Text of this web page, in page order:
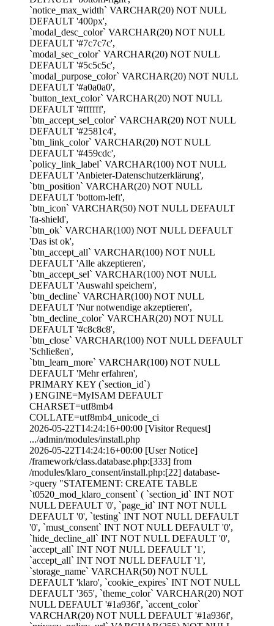
`notice_max_width` VARCHAR(20) NOT NULL
DEFAULT '400px',
`modal_desc_color` VARCHAR(20) NOT NULL
DEFAULT '#7c7c7c',
`modal_sec_color` VARCHAR(20) NOT NULL
DEFAULT '#5c5c5c',
`modal_purpose_color` VARCHAR(20) NOT NULL
DEFAULT '#a0a0a0',
`button_text_color` VARCHAR(20) NOT NULL
DEFAULT '#ffffff',
`btn_accept_sel_color` VARCHAR(20) NOT NULL
DEFAULT '#2581c4',
`btn_link_color` VARCHAR(20) NOT NULL
DEFAULT '#459cdc',
`policy_link_label` VARCHAR(100) NOT NULL
DEFAULT 'Anbieter-Datenschutzerklärung',
`btn_position` VARCHAR(20) NOT NULL
DEFAULT 'bottom-left',
`btn_icon` VARCHAR(50) NOT NULL DEFAULT
'fa-shield',
`btn_ok` VARCHAR(100) NOT NULL DEFAULT
'Das ist ok',
`btn_accept_all` VARCHAR(100) NOT NULL
DEFAULT 'Alle akzeptieren',
`btn_accept_sel` VARCHAR(100) NOT NULL
DEFAULT 'Auswahl speichern',
`btn_decline` VARCHAR(100) NOT NULL
DEFAULT 'Nur notwendige akzeptieren',
`btn_decline_color` VARCHAR(20) NOT NULL
DEFAULT '#c8c8c8',
`btn_close` VARCHAR(100) NOT NULL DEFAULT
'Schließen',
`btn_learn_more` VARCHAR(100) NOT NULL
DEFAULT 'Mehr erfahren',
PRIMARY KEY (`section_id`)
) ENGINE=MyISAM DEFAULT
CHARSET=utf8mb4
COLLATE=utf8mb4_unicode_ci
2026-05-22T14:24:16+00:00 [Visitor Request]
.../admin/modules/install.php
2026-05-22T14:24:16+00:00 [User Notice]
/framework/class.database.php:[333] from
/modules/klaro_consent/install.php:[22] database-
>query "STATEMENT: CREATE TABLE
`t0520_mod_klaro_consent` ( `section_id` INT NOT
NULL DEFAULT '0', `page_id` INT NOT NULL
DEFAULT '0', `testing` INT NOT NULL DEFAULT
'0', `must_consent` INT NOT NULL DEFAULT '0',
`hide_decline_all` INT NOT NULL DEFAULT '0',
`accept_all` INT NOT NULL DEFAULT '1',
`accept_all` INT NOT NULL DEFAULT '1',
`storage_name` VARCHAR(50) NOT NULL
DEFAULT 'klaro', `cookie_expires` INT NOT NULL
DEFAULT '365', `theme_color` VARCHAR(20) NOT
NULL DEFAULT '#1a936f', `accent_color`
VARCHAR(20) NOT NULL DEFAULT '#1a936f',